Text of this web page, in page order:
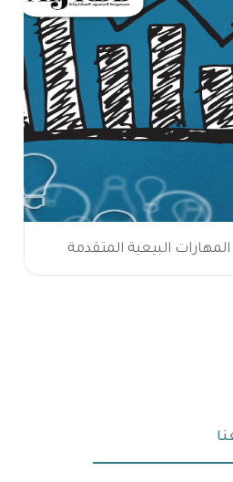
المهارات البيعية المتقدمة